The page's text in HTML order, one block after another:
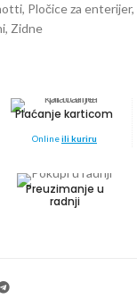
, Pločice za enterijer,
, Zidne
Plaćanje karticom
Onlineili kuriru
Preuzimanje u
radnji